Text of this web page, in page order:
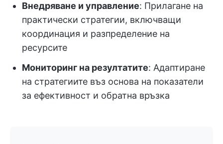
Внедряване и управление: Прилагане на
практически стратегии, включващи
координация и разпределение на
ресурсите
Мониторинг на резултатите: Адаптиране
на стратегиите въз основа на показатели
за ефективност и обратна връзка